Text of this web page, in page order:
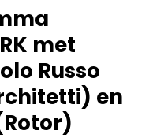
met
Russo
en